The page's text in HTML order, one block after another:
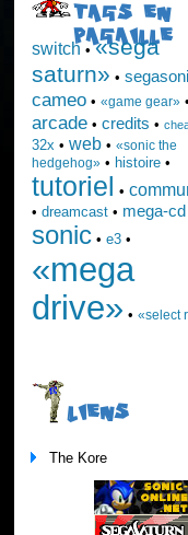
TAGS EN
PAGAILLE
switch •«sega
saturn» •
cameo• «game gear»•
arcade• credits •
32x • web• «sonic the
hedgehog»• histoire•
tutoriel •
• dreamcast• mega-cd
sonic• e3•
«mega
drive» • «select
LIENS
The Kore